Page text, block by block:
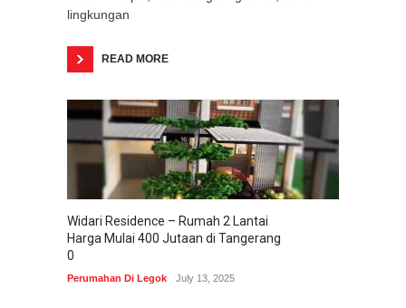
lingkungan
READ MORE
Widari Residence – Rumah 2 Lantai
Harga Mulai 400 Jutaan di Tangerang
0
Perumahan Di Legok July 13, 2025